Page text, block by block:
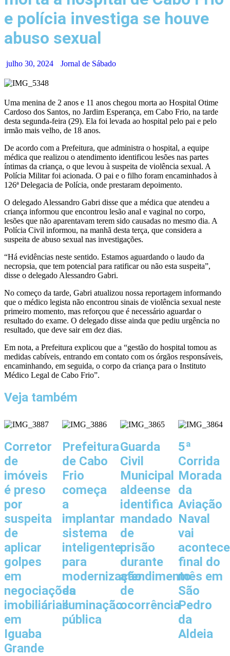
e polícia investiga se houve
abuso sexual
julho 30, 2024 Jornal de Sábado
Uma menina de 2 anos e 11 anos chegou morta ao Hospital Otime
Cardoso dos Santos, no Jardim Esperança, em Cabo Frio, na tarde
desta segunda-feira (29). Ela foi levada ao hospital pelo pai e pelo
irmão mais velho, de 18 anos.
De acordo com a Prefeitura, que administra o hospital, a equipe
médica que realizou o atendimento identificou lesões nas partes
íntimas da criança, o que levou à suspeita de violência sexual. A
Polícia Militar foi acionada. O pai e o filho foram encaminhados à
126ª Delegacia de Polícia, onde prestaram depoimento.
O delegado Alessandro Gabri disse que a médica que atendeu a
criança informou que encontrou lesão anal e vaginal no corpo,
lesões que não aparentavam terem sido causadas no mesmo dia. A
Polícia Civil informou, na manhã desta terça, que considera a
suspeita de abuso sexual nas investigações.
“Há evidências neste sentido. Estamos aguardando o laudo da
necropsia, que tem potencial para ratificar ou não esta suspeita”,
disse o delegado Alessandro Gabri.
No começo da tarde, Gabri atualizou nossa reportagem informando
que o médico legista não encontrou sinais de violência sexual neste
primeiro momento, mas reforçou que é necessário aguardar o
resultado do exame. O delegado disse ainda que pediu urgência no
resultado, que deve sair em dez dias.
Em nota, a Prefeitura explicou que a “gestão do hospital tomou as
medidas cabíveis, entrando em contato com os órgãos responsáveis,
encaminhando, em seguida, o corpo da criança para o Instituto
Médico Legal de Cabo Frio”.
Veja também
Corretor
de
imóveis
é preso
por
suspeita
de
aplicar
golpes
em
negociações
imobiliárias
em
Iguaba
Grande
Prefeitura
de Cabo
Frio
começa
a
implantar
sistema
inteligente
para
modernização
da
iluminação
pública
Guarda
Civil
Municipal
aldeense
identifica
mandado
de
prisão
durante
atendimento
de
ocorrência
5ª
Corrida
Morada
da
Aviação
Naval
vai
final do
mês em
São
Pedro
da
Aldeia